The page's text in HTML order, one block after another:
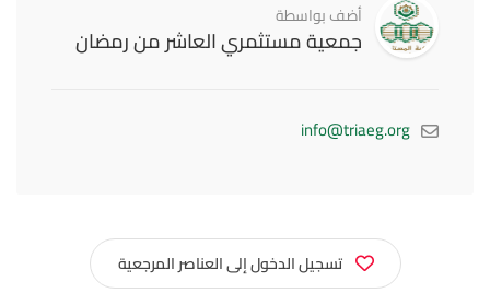
أضف بواسطة
جمعية مستثمري العاشر من رمضان
info@triaeg.org
تسجيل الدخول إلى العناصر المرجعية